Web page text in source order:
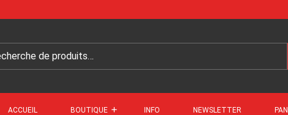
ACCUEIL BOUTIQUE INFO NEWSLETTER